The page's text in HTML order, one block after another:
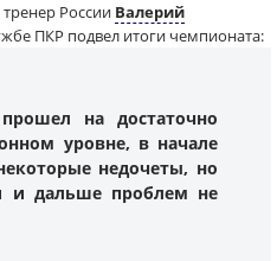
России Валерий
ПКР подвел итоги чемпионата:
на достаточно
уровне, в начале
недочеты, но
и дальше проблем не